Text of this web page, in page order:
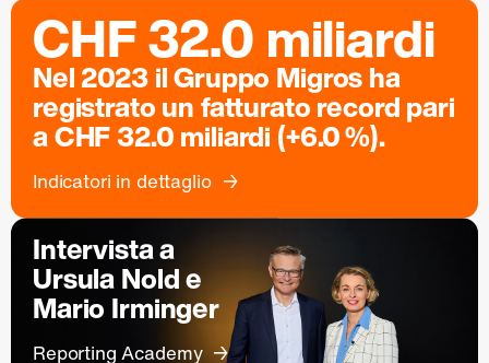
CHF 32.0 miliardi
Nel 2023 il Gruppo Migros ha
registrato un fatturato record pari
a CHF 32.0 miliardi (+6.0 %).
Indicatori in dettaglio
Intervista a
Ursula Nold e
Mario Irminger
Reporting Academy